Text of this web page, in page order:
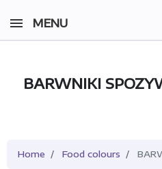
MENU
BARWNIKI
Home Food colours